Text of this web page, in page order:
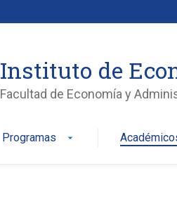
Instituto de
Facultad de Economía y
Programas arrow_drop_down